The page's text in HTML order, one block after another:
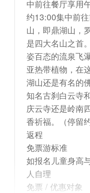
中前往餐厅享用
约13:00集中前
山，即鼎湖山，
是四大名山之首
姿百态的流泉飞
亚热带植物，在
湖山还是有名的
知名古刹白云寺
庆云寺还是岭南
香祈福。（停留
返程
免票游标准
如报名儿童身高
人自理
免票 / 优惠对象